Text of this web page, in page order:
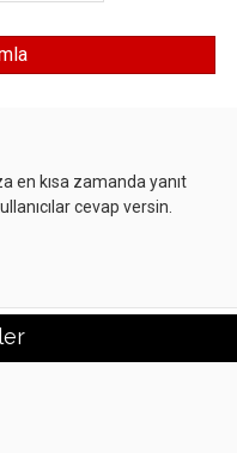
en kısa zamanda yanıt
cevap versin.